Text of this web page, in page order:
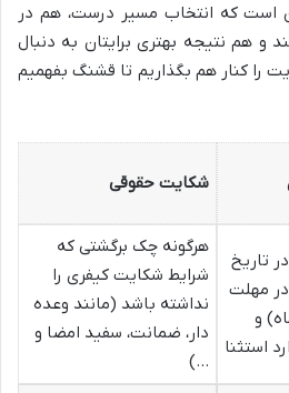
است که انتخاب مسیر درست، هم در
و هم نتیجه بهتری برایتان به دنبال
را کنار هم بگذاریم تا قشنگ بفهمیم
شکایت حقوقی
تاریخ
در مهلت
(۶+۶ ماه) و
استثنا
هرگونه چک برگشتی که
شرایط شکایت کیفری را
نداشته باشد (مانند وعده
دار، ضمانت، سفید امضا و
…)